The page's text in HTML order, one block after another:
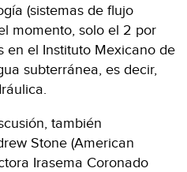
(sistemas de flujo
momento, solo el 2 por
en el Instituto Mexicano de
subterránea, es decir,
también
Stone (American
Irasema Coronado